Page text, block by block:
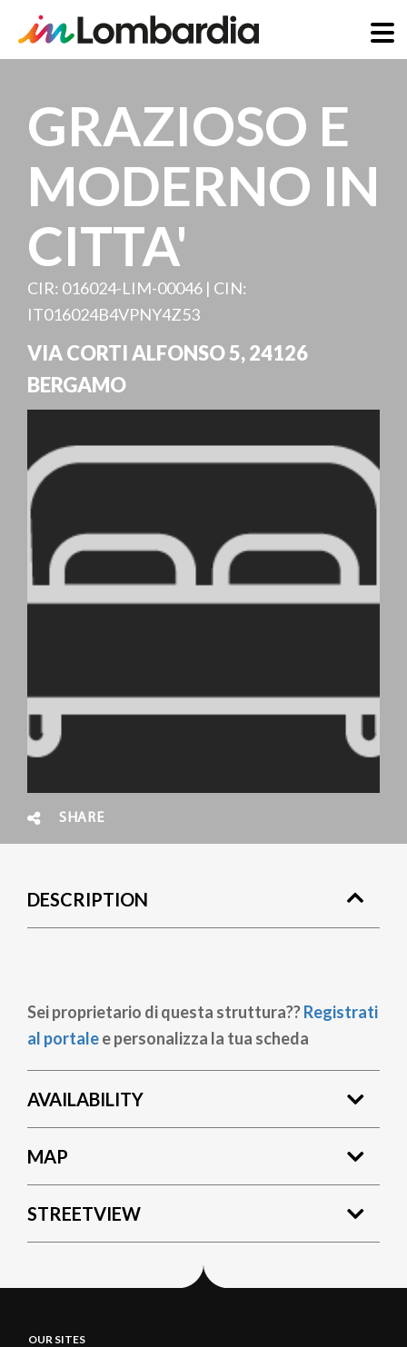
main
content
GRAZIOSO E
MODERNO IN
CITTA'
CIR: 016024-LIM-00046 | CIN:
IT016024B4VPNY4Z53
VIA CORTI ALFONSO 5,24126
BERGAMO
SHARE
DESCRIPTION
Sei proprietario di questa struttura??Registrati
al portalee personalizza la tua scheda
AVAILABILITY
MAP
STREETVIEW
OUR SITES